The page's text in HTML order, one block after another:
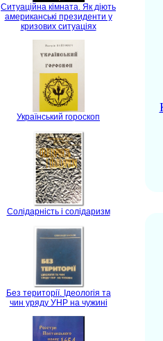
Ситуаційна кімната. Як діють
американські президенти у
кризових ситуаціях
Український гороскоп
Солідарність і солідаризм
Без території. Ідеологія та
чин уряду УНР на чужині